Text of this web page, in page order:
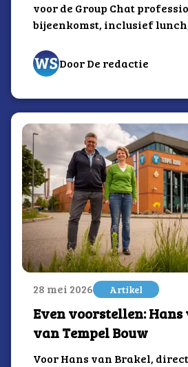
voor de Group Chat
bijeenkomst, inclusief
Door De redactie
28 mei 2026 Artikel
Even voorstellen:
van Tempel Bouw
Voor Hans van Brakel,